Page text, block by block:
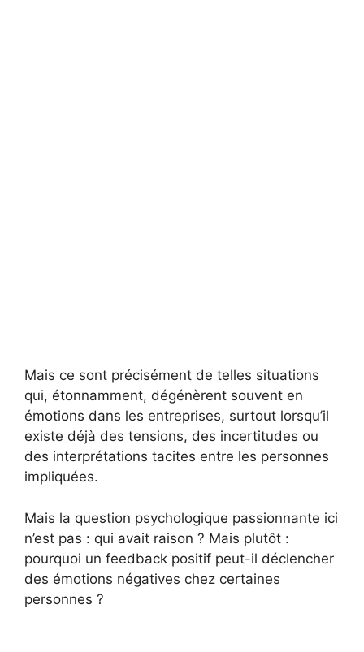
Mais ce sont précisément de telles situations
qui, étonnamment, dégénèrent souvent en
émotions dans les entreprises, surtout lorsqu’il
existe déjà des tensions, des incertitudes ou
des interprétations tacites entre les personnes
impliquées.
Mais la question psychologique passionnante ici
n’est pas : qui avait raison ? Mais plutôt :
pourquoi un feedback positif peut-il déclencher
des émotions négatives chez certaines
personnes ?